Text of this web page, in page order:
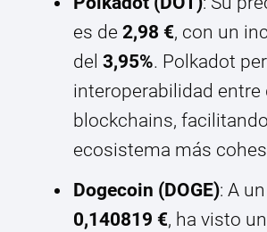
es de 2,98 €, con un
del 3,95%. Polkadot
interoperabilidad entre
blockchains,
ecosistema más
Dogecoin (DOGE): A
0,140819 €, ha visto